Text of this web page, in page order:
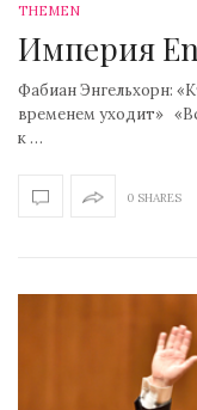
THEMEN
Империя
Фабиан Энгельхорн:
временем уходит»
к …
0 SHARES